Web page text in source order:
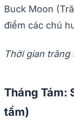
Buck Moon
điểm các chú
Thời gian trăng
Tháng Tám:
tầm)